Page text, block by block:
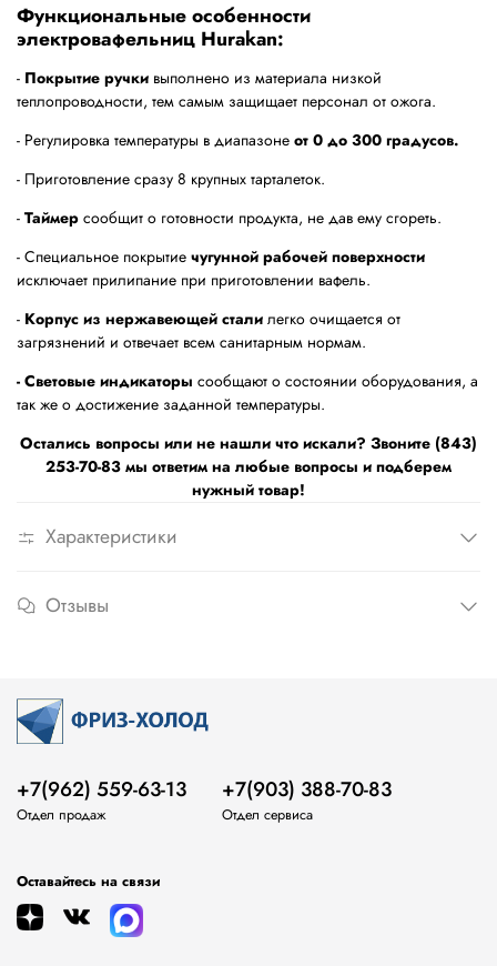
Функциональные особенности
электровафельниц Hurakan:
- Покрытие ручки выполнено из материала низкой
теплопроводности, тем самым защищает персонал от ожога.
- Регулировка температуры в диапазоне от 0 до 300 градусов.
- Приготовление сразу 8 крупных тарталеток.
- Таймер сообщит о готовности продукта, не дав ему сгореть.
- Специальное покрытие чугунной рабочей поверхности
исключает прилипание при приготовлении вафель.
- Корпус из нержавеющей стали легко очищается от
загрязнений и отвечает всем санитарным нормам.
- Световые индикаторы сообщают о состоянии оборудования, а
так же о достижение заданной температуры.
Остались вопросы или не нашли что искали? Звоните (843)
253-70-83 мы ответим на любые вопросы и подберем
нужный товар!
Характеристики
Отзывы
+7(962) 559-63-13
Отдел продаж
+7(903) 388-70-83
Отдел сервиса
Оставайтесь на связи